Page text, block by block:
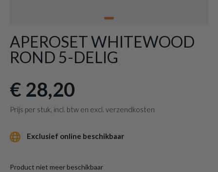
APEROSET WHITEWOOD
ROND 5-DELIG
€ 28,20
Prijs per stuk, incl. btw en excl. verzendkosten
Exclusief online beschikbaar
Product niet meer beschikbaar